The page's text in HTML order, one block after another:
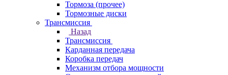
Тормоза (прочее)
Тормозные диски
Трансмиссия
Назад
Трансмиссия
Карданная передача
Коробка передач
Механизм отбора мощности